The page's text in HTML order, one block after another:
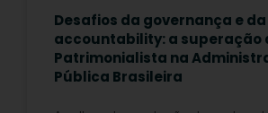
Desafios da governança e da
accountability: a superação
Patrimonialista na
Pública Brasileira